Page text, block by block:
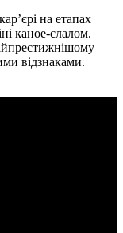
на етапах
каное-слалом.
відзнаками.